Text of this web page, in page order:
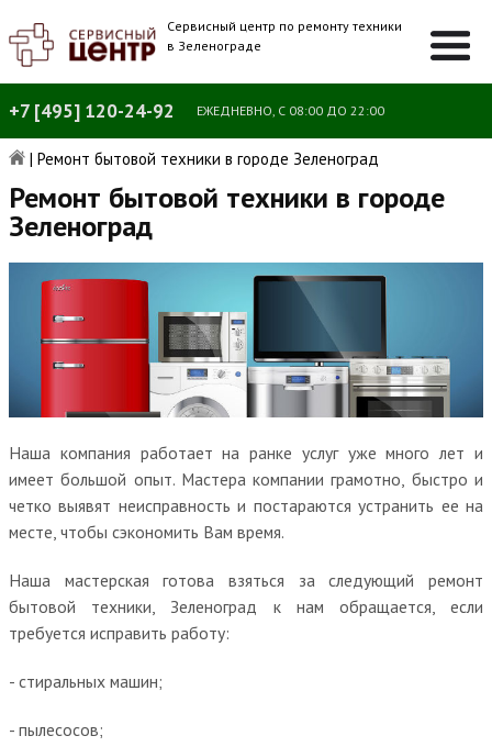
Сервисный центр по ремонту техники
в Зеленограде
+7 [495] 120-24-92 ЕЖЕДНЕВНО, С 08:00 ДО 22:00
| Ремонт бытовой техники в городе Зеленоград
Ремонт бытовой техники в городе
Зеленоград
Наша компания работает на ранке услуг уже много лет и
имеет большой опыт. Мастера компании грамотно, быстро и
четко выявят неисправность и постараются устранить ее на
месте, чтобы сэкономить Вам время.
Наша мастерская готова взяться за следующий ремонт
бытовой техники, Зеленоград к нам обращается, если
требуется исправить работу:
- стиральных машин;
- пылесосов;